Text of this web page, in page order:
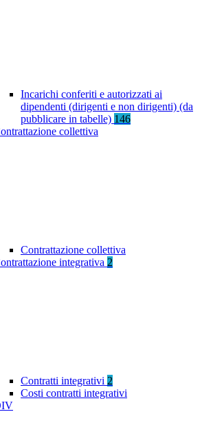
Incarichi conferiti e autorizzati ai
dipendenti (dirigenti e non dirigenti) (da
pubblicare in tabelle) 146
collettiva
Contrattazione collettiva
integrativa 2
Contratti integrativi 2
Costi contratti integrativi